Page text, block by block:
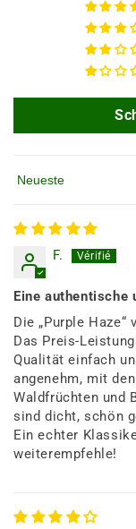
Sortieren nach
F.
Eine authentische
Die „Purple
Das Preis-
Qualität einfach
angenehm, mit
Waldfrüchten und
sind dicht, schön
Ein echter
weiterempfehle!